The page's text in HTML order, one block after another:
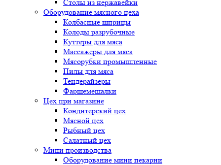
Столы из нержавейки
Оборудование мясного цеха
Колбасные шприцы
Колоды разрубочные
Куттеры для мяса
Массажеры для мяса
Мясорубки промышленные
Пилы для мяса
Тендерайзеры
Фаршемешалки
Цех при магазине
Кондитерский цех
Мясной цех
Рыбный цех
Салатный цех
Мини производства
Оборудование мини пекарни